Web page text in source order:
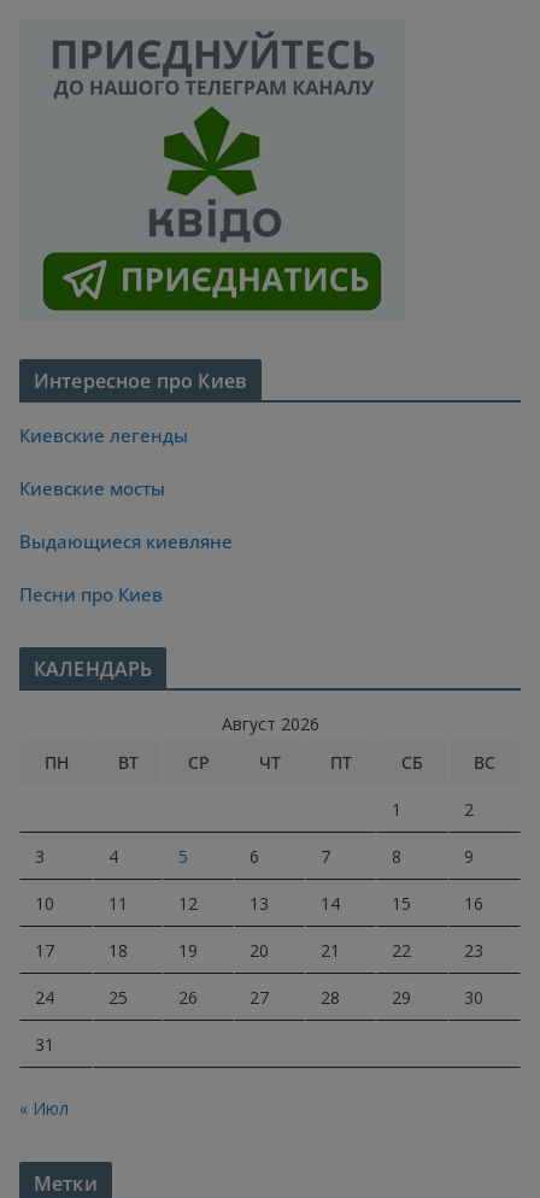
Интересное про Киев
Киевские легенды
Киевские мосты
Выдающиеся киевляне
Песни про Киев
КАЛЕНДАРЬ
Август 2026
ПН
ВТ СР ЧТ ПТ СБ ВС
1 2
3 4 5 6 7 8 9
10 11 12 13 14 15 16
17 18 19 20 21 22 23
24 25 26 27 28 29 30
31
« Июл
Метки